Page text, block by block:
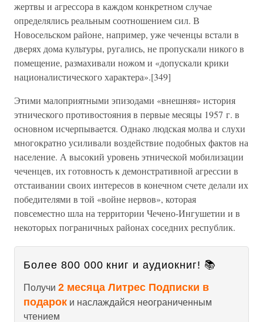
жертвы и агрессора в каждом конкретном случае
определялись реальным соотношением сил. В
Новосельском районе, например, уже чеченцы встали в
дверях дома культуры, ругались, не пропускали никого в
помещение, размахивали ножом и «допускали крики
националистического характера».[349]
Этими малоприятными эпизодами «внешняя» история
этнического противостояния в первые месяцы 1957 г. в
основном исчерпывается. Однако людская молва и слухи
многократно усиливали воздействие подобных фактов на
население. А высокий уровень этнической мобилизации
чеченцев, их готовность к демонстративной агрессии в
отстаивании своих интересов в конечном счете делали их
победителями в той «войне нервов», которая
повсеместно шла на территории Чечено-Ингушетии и в
некоторых пограничных районах соседних республик.
Более 800 000 книг и аудиокниг! 📚
Получи 2 месяца Литрес Подписки в
подарок и наслаждайся неограниченным
чтением